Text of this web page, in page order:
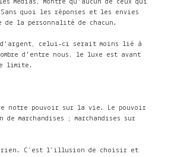
montre qu'aucun de ceux qui
quoi les réponses et les envies
la personnalité de chacun.
d'argent, celui-ci serait moins lié à
d'entre nous, le luxe est avant
limite.
notre pouvoir sur la vie. Le pouvoir
marchandises ; marchandises sur
rien. C’est l’illusion de choisir et